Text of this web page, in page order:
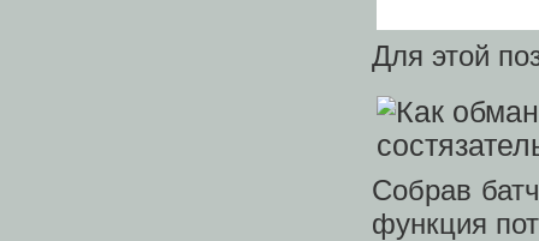
Для этой
Собрав
функция